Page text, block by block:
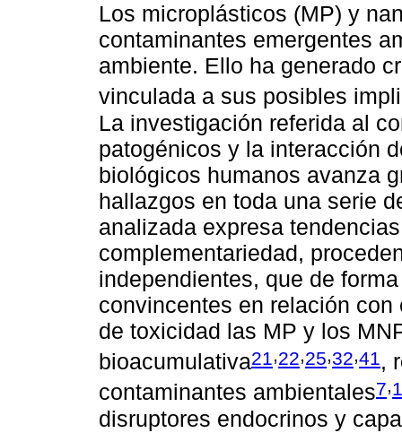
Los microplásticos (MP) y
contaminantes emergentes
ambiente. Ello ha generado
vinculada a sus posibles
La investigación referida al
patogénicos y la interacción
biológicos humanos avanza
hallazgos en toda una serie
analizada expresa
complementariedad,
independientes, que de
convincentes en relación
de toxicidad las MP y los
bioacumulativa21 ,22,25,32,41 ,
contaminantes ambientales7,
disruptores endocrinos y